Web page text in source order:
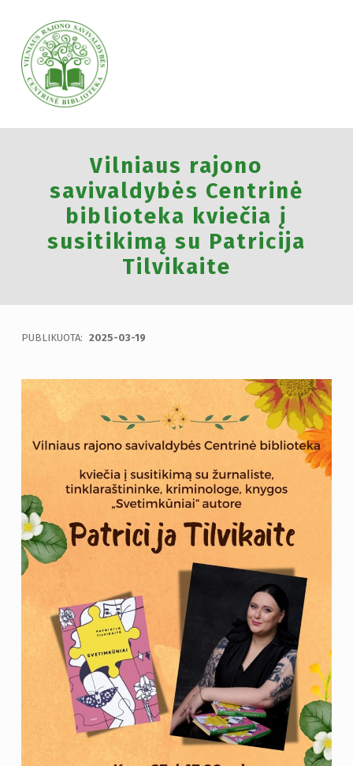
VILNIAUS RAJONO SAVIVALDYBĖS CENTRINĖ BIBLIOTEKA
Vilniaus rajono
savivaldybės Centrinė
biblioteka kviečia į
susitikimą su Patricija
Tilvikaite
PUBLIKUOTA: 2025-03-19